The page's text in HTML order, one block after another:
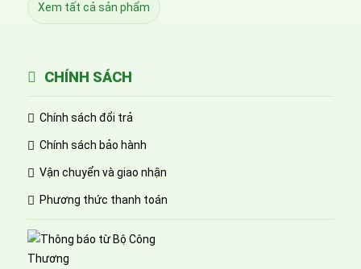
Xem tất cả sản phẩm
CHÍNH SÁCH
Chính sách đổi trả
Chính sách bảo hành
Vận chuyển và giao nhận
Phương thức thanh toán